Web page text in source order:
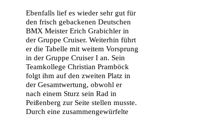
Ebenfalls lief es wieder sehr gut für
den frisch gebackenen Deutschen
BMX Meister Erich Grabichler in
der Gruppe Cruiser. Weiterhin führt
er die Tabelle mit weitem Vorsprung
in der Gruppe Cruiser I an. Sein
Teamkollege Christian Pramböck
folgt ihm auf den zweiten Platz in
der Gesamtwertung, obwohl er
nach einem Sturz sein Rad in
Peißenberg zur Seite stellen musste.
Durch eine zusammengewürfelte